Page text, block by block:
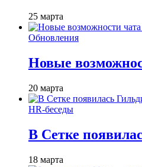
25 марта
Обновления
Новые
20 марта
HR-беседы
В Сетке
18 марта